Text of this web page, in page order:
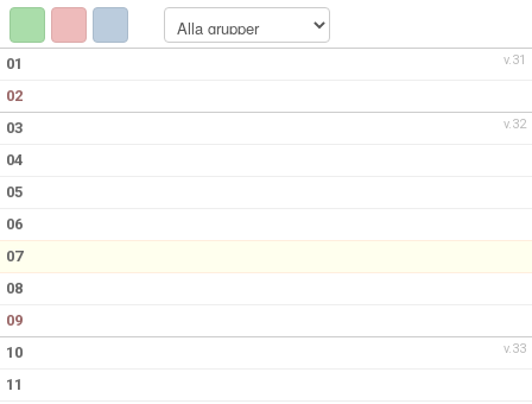
v.31
01
02
v.32
03
04
05
06
07
08
09
v.33
10
11